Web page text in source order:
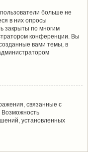
больше не
в них опросы
закрыты по многим
конференции. Вы
вами темы, в
связанные с
установленных